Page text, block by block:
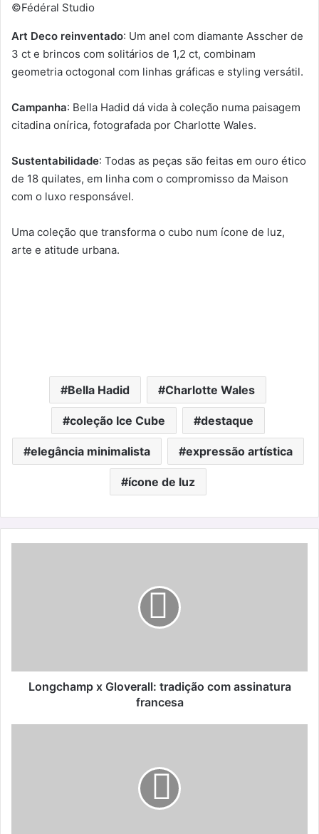
©Fédéral Studio
Art Deco reinventado: Um anel com diamante Asscher de
3 ct e brincos com solitários de 1,2 ct, combinam
geometria octogonal com linhas gráficas e styling versátil.
Campanha: Bella Hadid dá vida à coleção numa paisagem
citadina onírica, fotografada por Charlotte Wales.
Sustentabilidade: Todas as peças são feitas em ouro ético
de 18 quilates, em linha com o compromisso da Maison
com o luxo responsável.
Uma coleção que transforma o cubo num ícone de luz,
arte e atitude urbana.
Bella Hadid Charlotte Wales
coleção Ice Cube destaque
elegância minimalista expressão artística
ícone de luz
Longchamp x Gloverall: tradição com assinatura
francesa